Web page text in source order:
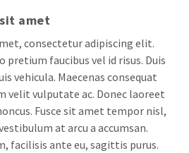
amet
consectetur adipiscing elit.
pretium faucibus vel id risus. Duis
vehicula. Maecenas consequat
velit vulputate ac. Donec laoreet
Fusce sit amet tempor nisl,
at arcu a accumsan.
facilisis ante eu, sagittis purus.